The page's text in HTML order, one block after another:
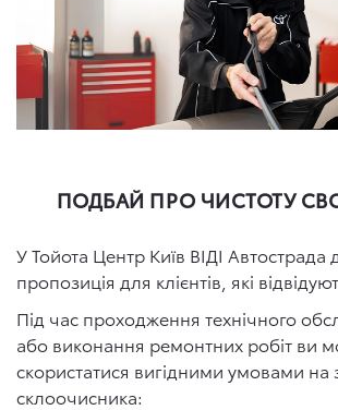
ПОДБАЙ ПРО ЧИСТОТУ
У Тойота Центр Київ ВІДІ Автострада
пропозиція для клієнтів, які
Під час проходження технічного
або виконання ремонтних робіт ви
скористатися вигідними умовами на
склоочисника: